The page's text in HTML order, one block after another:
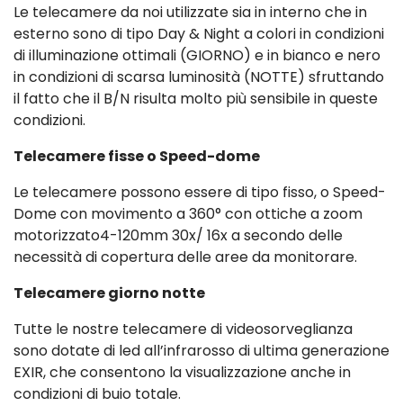
Le telecamere da noi utilizzate sia in interno che in
esterno sono di tipo Day & Night a colori in condizioni
di illuminazione ottimali (GIORNO) e in bianco e nero
in condizioni di scarsa luminosità (NOTTE) sfruttando
il fatto che il B/N risulta molto più sensibile in queste
condizioni.
Telecamere fisse o Speed-dome
Le telecamere possono essere di tipo fisso, o Speed-
Dome con movimento a 360° con ottiche a zoom
motorizzato4-120mm 30x/ 16x a secondo delle
necessità di copertura delle aree da monitorare.
Telecamere giorno notte
Tutte le nostre telecamere di videosorveglianza
sono dotate di led all’infrarosso di ultima generazione
EXIR, che consentono la visualizzazione anche in
condizioni di buio totale.